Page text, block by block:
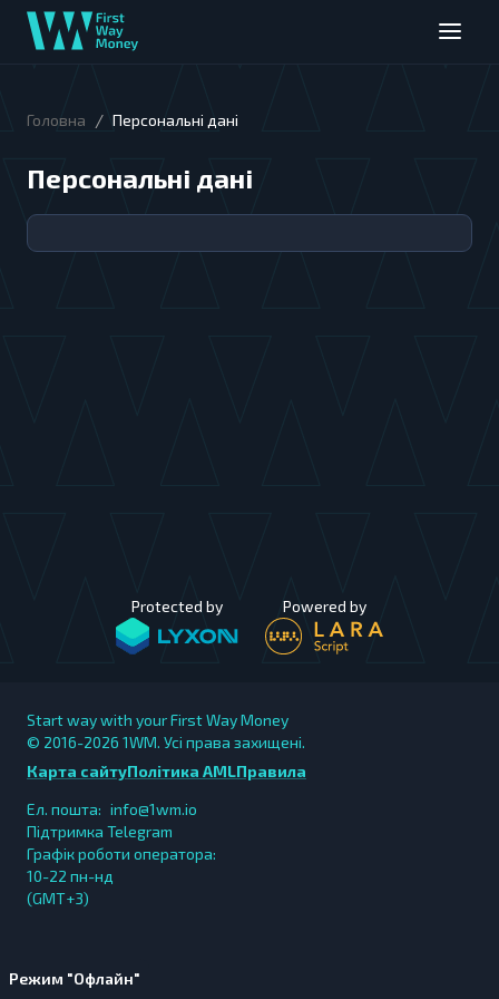
Головна / Персональні дані
Персональні дані
Protected by Powered by
Start way with your First Way Money
© 2016-2026 1WM. Усі права захищені.
Карта сайтуПолітика AMLПравила
Ел. пошта: info@1wm.io
Підтримка Telegram
Графік роботи оператора:
10-22 пн-нд
(GMT+3)
Режим "Офлайн"